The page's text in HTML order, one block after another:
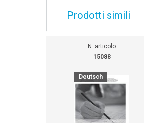
Prodotti simili
N. articolo
15088
Deutsch